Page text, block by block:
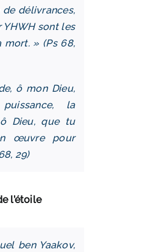
délivrances,
YHWH sont les
mort. » (Ps 68,
ô mon Dieu,
la
ô Dieu, que tu
œuvre pour
29)
l’étoile
ben Yaakov,